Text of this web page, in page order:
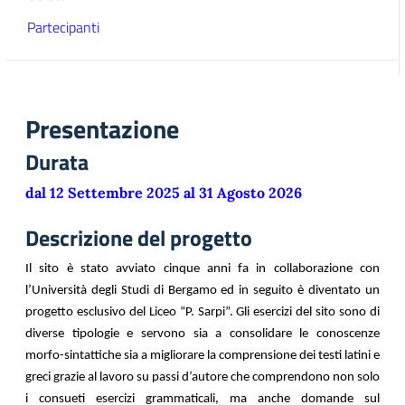
Partecipanti
Presentazione
Durata
dal 12 Settembre 2025 al 31 Agosto 2026
Descrizione del progetto
Il sito è stato avviato cinque anni fa in collaborazione con
l’Università degli Studi di Bergamo ed in seguito è diventato un
progetto esclusivo del Liceo “P. Sarpi”.Gli esercizi del sito sono di
diverse tipologie e servono sia a consolidare le conoscenze
morfo-sintattiche sia a migliorare la comprensione dei testi latini e
greci grazie al lavoro su passi d’autore che comprendono non solo
i consueti esercizi grammaticali, ma anche domande sul